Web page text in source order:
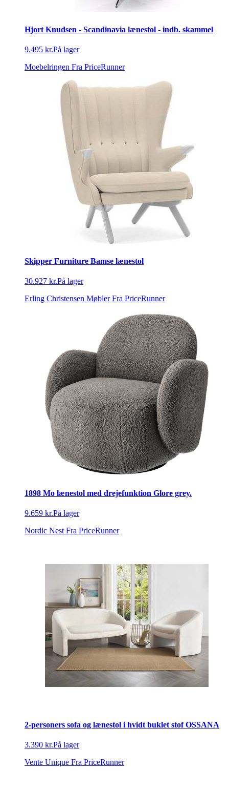
Hjort Knudsen - Scandinavia lænestol - indb. skammel
9.495 kr.På lager
Moebelringen Fra PriceRunner
Skipper Furniture Bamse lænestol
30.927 kr.På lager
Erling Christensen Møbler Fra PriceRunner
1898 Mo lænestol med drejefunktion Glore grey.
9.659 kr.På lager
Nordic Nest Fra PriceRunner
2-personers sofa og lænestol i hvidt buklet stof OSSANA
3.390 kr.På lager
Vente Unique Fra PriceRunner